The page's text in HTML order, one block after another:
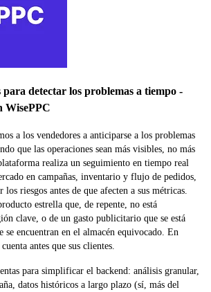
detectar los problemas a tiempo -
WisePPC
a los vendedores a anticiparse a los problemas
que las operaciones sean más visibles, no más
realiza un seguimiento en tiempo real
en campañas, inventario y flujo de pedidos,
los riesgos antes de que afecten a sus métricas.
estrella que, de repente, no está
clave, o de un gasto publicitario que se está
se encuentran en el almacén equivocado. En
antes que sus clientes.
para simplificar el backend: análisis granular,
datos históricos a largo plazo (sí, más del